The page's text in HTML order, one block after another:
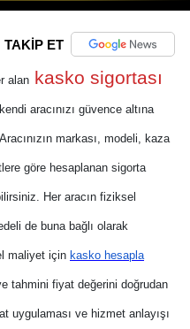
TAKİP ET
alan kasko sigortası
aracınızı güvence altına
markası, modeli, kaza
göre hesaplanan sigorta
Her aracın fiziksel
de buna bağlı olarak
maliyet için kasko hesapla
tahmini fiyat değerini doğrudan
uygulaması ve hizmet anlayışı